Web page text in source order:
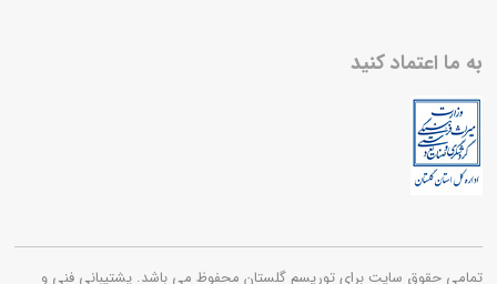
به ما اعتماد کنید
تمامی حقوق سایت برای توریسم گلستان محفوظ می باشد. پشتیبانی فنی و